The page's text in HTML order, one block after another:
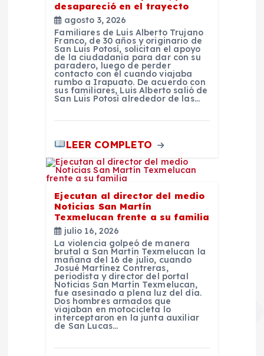
desapareció en el trayecto
agosto 3, 2026
Familiares de Luis Alberto Trujano
Franco, de 30 años y originario de
San Luis Potosí, solicitan el apoyo
de la ciudadanía para dar con su
paradero, luego de perder
contacto con él cuando viajaba
rumbo a Irapuato. De acuerdo con
sus familiares, Luis Alberto salió de
San Luis Potosí alrededor de las…
LEER COMPLETO
Ejecutan al director del medio
Noticias San Martín
Texmelucan frente a su familia
julio 16, 2026
La violencia golpeó de manera
brutal a San Martín Texmelucan la
mañana del 16 de julio, cuando
Josué Martínez Contreras,
periodista y director del portal
Noticias San Martín Texmelucan,
fue asesinado a plena luz del día.
Dos hombres armados que
viajaban en motocicleta lo
interceptaron en la junta auxiliar
de San Lucas…